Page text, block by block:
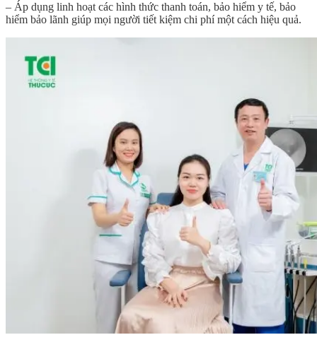
– Áp dụng linh hoạt các hình thức thanh toán, bảo hiểm y tế, bảo
hiểm bảo lãnh giúp mọi người tiết kiệm chi phí một cách hiệu quả.